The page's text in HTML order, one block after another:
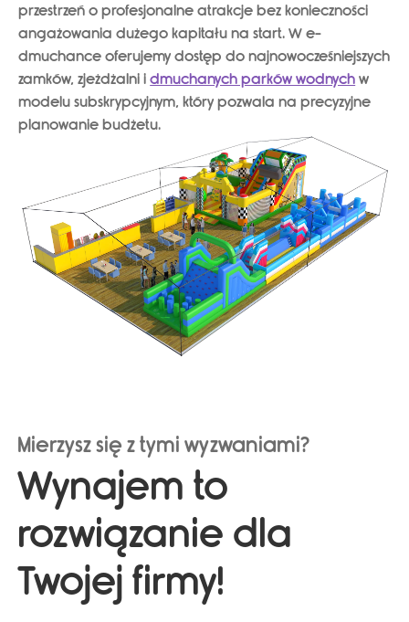
Szukaj
Sale Zabaw
przestrzeń o profesjonalne atrakcje bez konieczności
angażowania dużego kapitału na start. W e-
dmuchance oferujemy dostęp do najnowocześniejszych
zamków, zjeżdżalni idmuchanych parków wodnych w
modelu subskrypcyjnym, który pozwala na precyzyjne
planowanie budżetu.
Mierzysz się z tymi wyzwaniami?
Wynajem to
rozwiązanie dla
Twojej firmy!